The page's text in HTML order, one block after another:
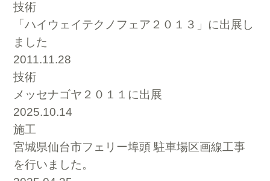
技術
「ハイウェイテクノフェア２０１３」に出展し
ました
2011.11.28
技術
メッセナゴヤ２０１１に出展
2025.10.14
施工
宮城県仙台市フェリー埠頭 駐車場区画線工事
を行いました。